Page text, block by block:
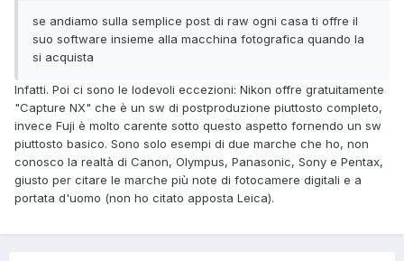
se andiamo sulla semplice post di raw ogni casa ti offre il
suo software insieme alla macchina fotografica quando la
si acquista
Infatti. Poi ci sono le lodevoli eccezioni: Nikon offre gratuitamente
"Capture NX" che è un sw di postproduzione piuttosto completo,
invece Fuji è molto carente sotto questo aspetto fornendo un sw
piuttosto basico. Sono solo esempi di due marche che ho, non
conosco la realtà di Canon, Olympus, Panasonic, Sony e Pentax,
giusto per citare le marche più note di fotocamere digitali e a
portata d'uomo (non ho citato apposta Leica).